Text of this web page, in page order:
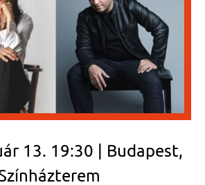
13. 19:30 | Budapest,